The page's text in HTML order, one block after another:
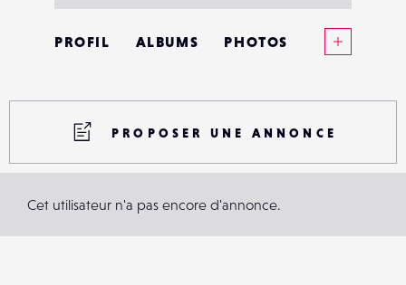
PROFIL ALBUMS PHOTOS
CONTACTS
ÉVÉNEMENTS
PROPOSER UNE ANNONCE
Cet utilisateur n'a pas encore d'annonce.